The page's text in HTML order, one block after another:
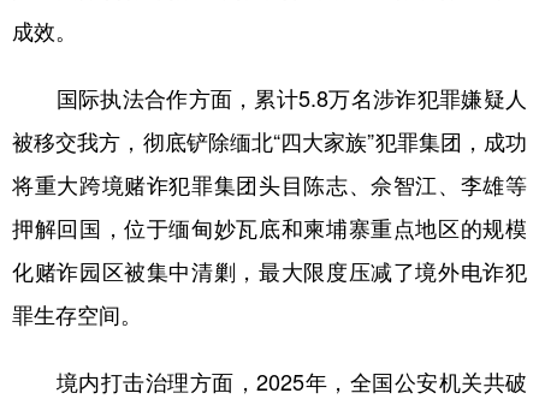
成效。
国际执法合作方面，累计5.8万名涉诈犯罪嫌疑人
被移交我方，彻底铲除缅北“四大家族”犯罪集团，成功
将重大跨境赌诈犯罪集团头目陈志、佘智江、李雄等
押解回国，位于缅甸妙瓦底和柬埔寨重点地区的规模
化赌诈园区被集中清剿，最大限度压减了境外电诈犯
罪生存空间。
境内打击治理方面，2025年，全国公安机关共破